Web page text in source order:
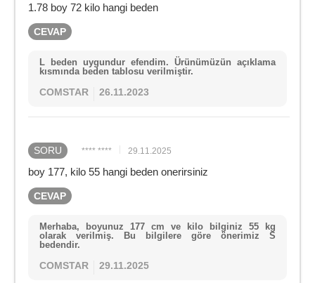
1.78 boy 72 kilo hangi beden
CEVAP
L beden uygundur efendim. Ürünümüzün açıklama
kısmında beden tablosu verilmiştir.
COMSTAR 26.11.2023
SORU **** **** 29.11.2025
boy 177, kilo 55 hangi beden onerirsiniz
CEVAP
Merhaba, boyunuz 177 cm ve kilo bilginiz 55 kg
olarak verilmiş. Bu bilgilere göre önerimiz S
bedendir.
COMSTAR 29.11.2025